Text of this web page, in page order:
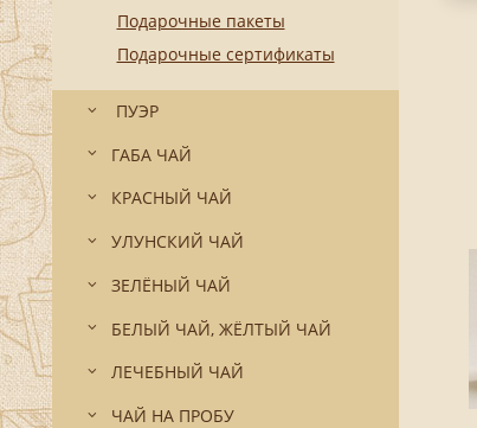
Подарочные пакеты
Подарочные сертификаты
ПУЭР
ГАБА ЧАЙ
КРАСНЫЙ ЧАЙ
УЛУНСКИЙ ЧАЙ
ЗЕЛЁНЫЙ ЧАЙ
БЕЛЫЙ ЧАЙ, ЖЁЛТЫЙ ЧАЙ
ЛЕЧЕБНЫЙ ЧАЙ
ЧАЙ НА ПРОБУ